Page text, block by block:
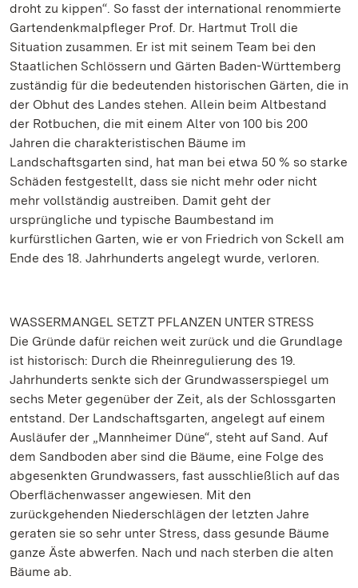
droht zu kippen“. So fasst der international renommierte
Gartendenkmalpfleger Prof. Dr. Hartmut Troll die
Situation zusammen. Er ist mit seinem Team bei den
Staatlichen Schlössern und Gärten Baden-Württemberg
zuständig für die bedeutenden historischen Gärten, die in
der Obhut des Landes stehen. Allein beim Altbestand
der Rotbuchen, die mit einem Alter von 100 bis 200
Jahren die charakteristischen Bäume im
Landschaftsgarten sind, hat man bei etwa 50 % so starke
Schäden festgestellt, dass sie nicht mehr oder nicht
mehr vollständig austreiben. Damit geht der
ursprüngliche und typische Baumbestand im
kurfürstlichen Garten, wie er von Friedrich von Sckell am
Ende des 18. Jahrhunderts angelegt wurde, verloren.
WASSERMANGEL SETZT PFLANZEN UNTER STRESS
Die Gründe dafür reichen weit zurück und die Grundlage
ist historisch: Durch die Rheinregulierung des 19.
Jahrhunderts senkte sich der Grundwasserspiegel um
sechs Meter gegenüber der Zeit, als der Schlossgarten
entstand. Der Landschaftsgarten, angelegt auf einem
Ausläufer der „Mannheimer Düne“, steht auf Sand. Auf
dem Sandboden aber sind die Bäume, eine Folge des
abgesenkten Grundwassers, fast ausschließlich auf das
Oberflächenwasser angewiesen. Mit den
zurückgehenden Niederschlägen der letzten Jahre
geraten sie so sehr unter Stress, dass gesunde Bäume
ganze Äste abwerfen. Nach und nach sterben die alten
Bäume ab.